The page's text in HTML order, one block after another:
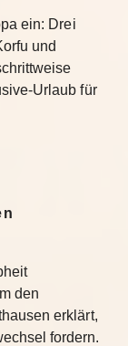
ein: Drei
und
Urlaub für
den
erklärt,
fordern.